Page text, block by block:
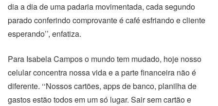
dia a dia de uma padaria movimentada, cada segundo
parado conferindo comprovante é café esfriando e cliente
esperando’’, enfatiza.
Para Isabela Campos o mundo tem mudado, hoje nosso
celular concentra nossa vida e a parte financeira não é
diferente. ‘‘Nossos cartões, apps de banco, planilha de
gastos estão todos em um só lugar. Sair sem cartão e